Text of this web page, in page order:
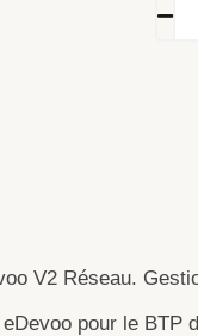
V2 Réseau.
pour le BTP